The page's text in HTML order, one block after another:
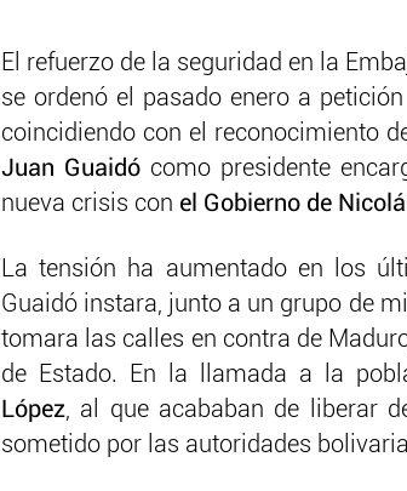
El refuerzo de la seguridad en la
se ordenó el pasado enero a petición
coincidiendo con el reconocimiento
Juan Guaidó como presidente
nueva crisis con el Gobierno de
La tensión ha aumentado en los
Guaidó instara, junto a un grupo de
tomara las calles en contra de
de Estado. En la llamada a la
López, al que acababan de liberar
sometido por las autoridades